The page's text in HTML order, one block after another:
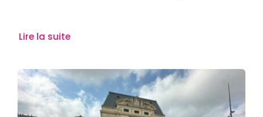
Lire la suite